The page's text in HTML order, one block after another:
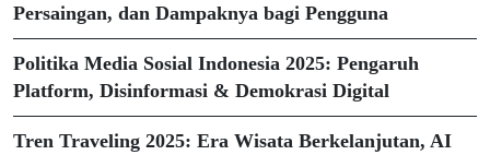
Persaingan, dan Dampaknya bagi Pengguna
Politika Media Sosial Indonesia 2025: Pengaruh
Platform, Disinformasi & Demokrasi Digital
Tren Traveling 2025: Era Wisata Berkelanjutan, AI